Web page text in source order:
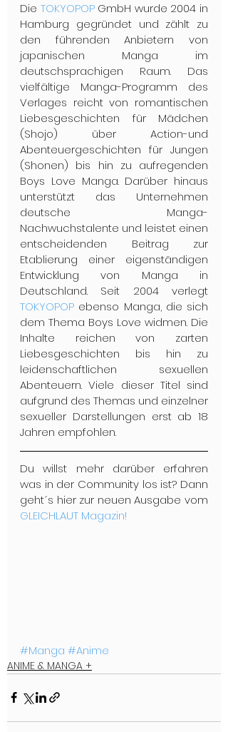
Die TOKYOPOP GmbH wurde 2004 in
Hamburg gegründet und zählt zu
den führenden Anbietern von
japanischen Manga im
deutschsprachigen Raum. Das
vielfältige Manga-Programm des
Verlages reicht von romantischen
Liebesgeschichten für Mädchen
(Shojo) über Action-und
Abenteuergeschichten für Jungen
(Shonen) bis hin zu aufregenden
Boys Love Manga. Darüber hinaus
unterstützt das Unternehmen
deutsche Manga-
Nachwuchstalente und leistet einen
entscheidenden Beitrag zur
Etablierung einer eigenständigen
Entwicklung von Manga in
TOKYOPOP ebenso Manga, die sich
dem Thema Boys Love widmen. Die
Inhalte reichen von zarten
Liebesgeschichten bis hin zu
leidenschaftlichen sexuellen
Abenteuern. Viele dieser Titel sind
aufgrund des Themas und einzelner
sexueller Darstellungen erst ab 18
Jahren empfohlen.
Du willst mehr darüber erfahren
was in der Community los ist? Dann
GLEICHLAUT Magazin!
#Manga #Anime
ANIME & MANGA +